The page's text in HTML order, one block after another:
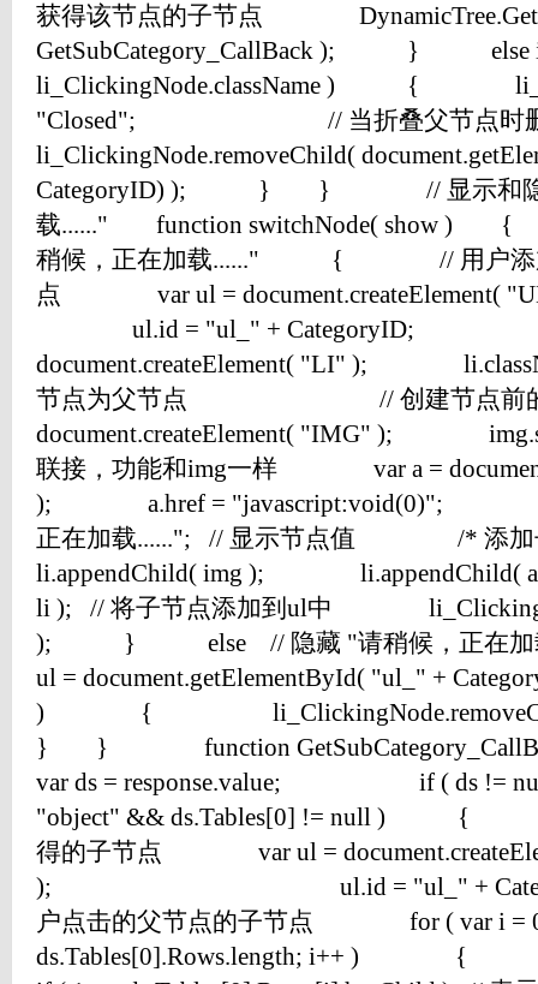
获得该节点的子节点
GetSubCategory_CallBack ); } else if
li_ClickingNode.className ) {
"Closed"; // 当折叠父节点时
li_ClickingNode.removeChild(
CategoryID) ); } } // 显示和隐藏 "
载......" function switchNode( show )
稍候，正在加载......" { // 用户添加
点 var ul =
ul.id = "ul_" +
document.createElement( "LI" );
节点为父节点 // 创建节点前
document.createElement( "IMG" );
联接，功能和img一样 var a =
); a.href = "javascript:void(0)";
正在加载......"; // 显示节点值 /*
li.appendChild( img );
li ); // 将子节点添加到ul中
); } else // 隐藏 "请稍候，正
ul = document.getElementById( "ul_" +
) {
} } function
var ds = response.value; if ( ds != null
"object" && ds.Tables[0] != null ) { //
得的子节点 var ul =
); ul.id = "ul_" +
户点击的父节点的子节点 for ( var i =